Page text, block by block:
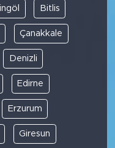
Bitlis
Çanakkale
Denizli
Edirne
Erzurum
Giresun